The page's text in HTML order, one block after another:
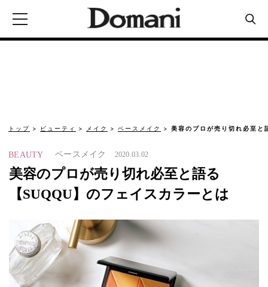
トップ ビューティ メイク ベースメイク 美容のプロが売り切れ必至
BEAUTY ベースメイク 2020.03.02
美容のプロが売り切れ必至と語る
【SUQQU】のフェイスカラーとは